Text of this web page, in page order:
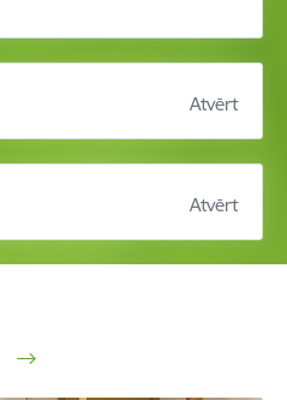
Atvērt
Atvērt